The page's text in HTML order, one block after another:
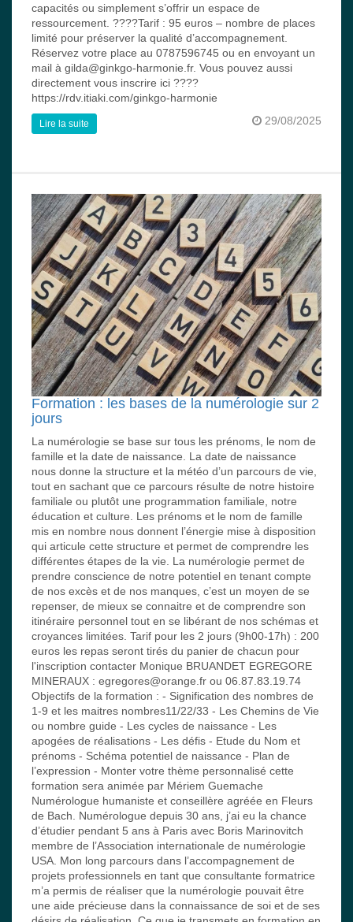
capacités ou simplement s’offrir un espace de
ressourcement. ????Tarif : 95 euros – nombre de places
limité pour préserver la qualité d’accompagnement.
Réservez votre place au 0787596745 ou en envoyant un
mail à gilda@ginkgo-harmonie.fr. Vous pouvez aussi
directement vous inscrire ici ????
https://rdv.itiaki.com/ginkgo-harmonie
29/08/2025
Lire la suite
Formation : les bases de la numérologie sur 2
jours
La numérologie se base sur tous les prénoms, le nom de
famille et la date de naissance. La date de naissance
nous donne la structure et la météo d’un parcours de vie,
tout en sachant que ce parcours résulte de notre histoire
familiale ou plutôt une programmation familiale, notre
éducation et culture. Les prénoms et le nom de famille
mis en nombre nous donnent l’énergie mise à disposition
qui articule cette structure et permet de comprendre les
différentes étapes de la vie. La numérologie permet de
prendre conscience de notre potentiel en tenant compte
de nos excès et de nos manques, c’est un moyen de se
repenser, de mieux se connaitre et de comprendre son
itinéraire personnel tout en se libérant de nos schémas et
croyances limitées. Tarif pour les 2 jours (9h00-17h) : 200
euros les repas seront tirés du panier de chacun pour
l'inscription contacter Monique BRUANDET EGREGORE
MINERAUX : egregores@orange.fr ou 06.87.83.19.74
Objectifs de la formation : - Signification des nombres de
1-9 et les maitres nombres11/22/33 - Les Chemins de Vie
ou nombre guide - Les cycles de naissance - Les
apogées de réalisations - Les défis - Etude du Nom et
prénoms - Schéma potentiel de naissance - Plan de
l’expression - Monter votre thème personnalisé cette
formation sera animée par Mériem Guemache
Numérologue humaniste et conseillère agréée en Fleurs
de Bach. Numérologue depuis 30 ans, j’ai eu la chance
d’étudier pendant 5 ans à Paris avec Boris Marinovitch
membre de l’Association internationale de numérologie
USA. Mon long parcours dans l’accompagnement de
projets professionnels en tant que consultante formatrice
m’a permis de réaliser que la numérologie pouvait être
une aide précieuse dans la connaissance de soi et de ses